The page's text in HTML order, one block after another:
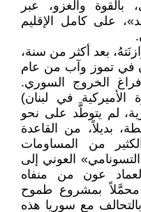
بالقوة والغزو، عبر
على كامل الإقليم
بعد أكثر من سنة،
في تموز وآب من عام
فراغ الخروج السوري.
الأميركية في لبنان)
لم يتوطَّد على نحو
بديلاً، من القاعدة
من المساومات
العوني إلى
العماد عون من منفاه
محمَّلاً بمشروع طموح
مع سوريا هذه